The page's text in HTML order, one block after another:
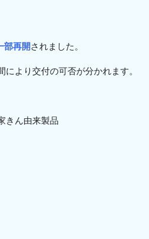
部再開 されました。
より交付の可否が分かれます。
きん由来製品